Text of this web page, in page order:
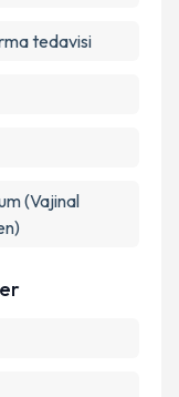
tedavisi
(Vajinal